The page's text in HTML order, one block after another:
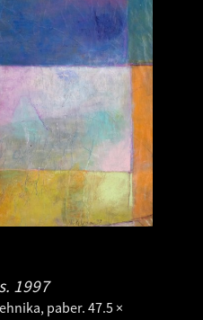
1997
paber. 47.5 ×